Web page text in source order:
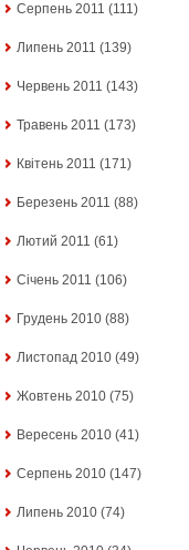
Серпень 2011 (111)
Липень 2011 (139)
Червень 2011 (143)
Травень 2011 (173)
Квітень 2011 (171)
Березень 2011 (88)
Лютий 2011 (61)
Січень 2011 (106)
Грудень 2010 (88)
Листопад 2010 (49)
Жовтень 2010 (75)
Вересень 2010 (41)
Серпень 2010 (147)
Липень 2010 (74)